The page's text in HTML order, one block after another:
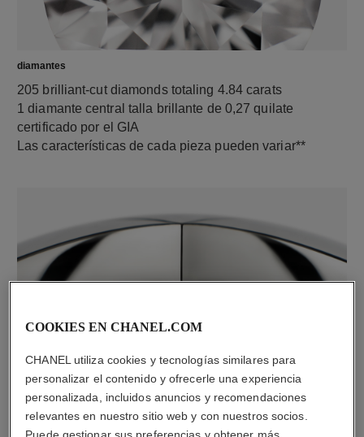
diamantes
205 brilliant-cut diamonds totaling 4.84 carats
1 diamante central talla brillante de 0,27 quilate
certificado por el GIA
Las características de cada pieza pueden variar**
COOKIES EN CHANEL.COM
CHANEL utiliza cookies y tecnologías similares para
personalizar el contenido y ofrecerle una experiencia
personalizada, incluidos anuncios y recomendaciones
relevantes en nuestro sitio web y con nuestros socios.